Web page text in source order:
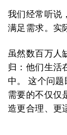
我们经常听说
满足需求。实
虽然数百万人
归：他们生活
中。 这个问题
需要的不仅仅
造更合理、更